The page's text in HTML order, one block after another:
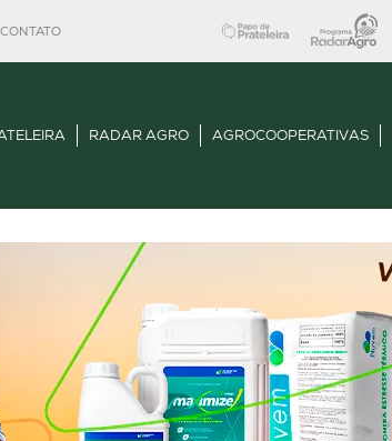
CONTATO
RADAR AGRO AGROCOOPERATIVAS